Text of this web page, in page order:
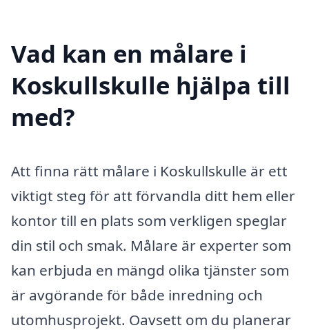
Vad kan en målare i
Koskullskulle hjälpa till
med?
Att finna rätt målare i Koskullskulle är ett
viktigt steg för att förvandla ditt hem eller
kontor till en plats som verkligen speglar
din stil och smak. Målare är experter som
kan erbjuda en mängd olika tjänster som
är avgörande för både inredning och
utomhusprojekt. Oavsett om du planerar